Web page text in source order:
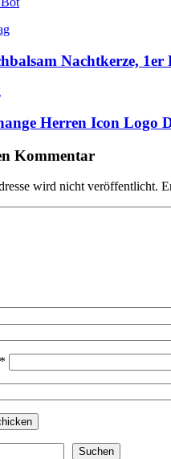
Nachtkerze,
Herren Icon Logo
Kommentar
wird nicht veröffentlicht.
*
Suchen